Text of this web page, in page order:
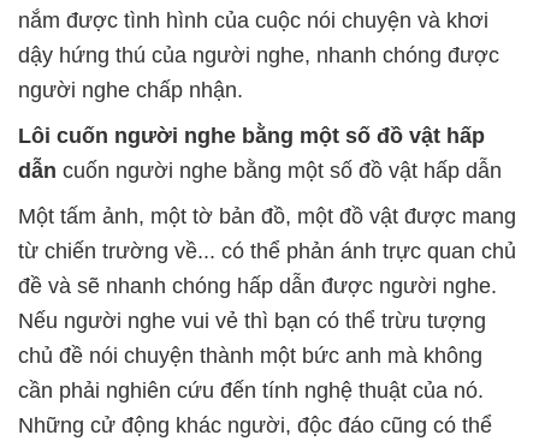
nắm được tình hình của cuộc nói chuyện và khơi
dậy hứng thú của người nghe, nhanh chóng được
người nghe chấp nhận.
Lôi cuốn người nghe bằng một số đồ vật hấp
dẫn cuốn người nghe bằng một số đồ vật hấp dẫn
Một tấm ảnh, một tờ bản đồ, một đồ vật được mang
từ chiến trường về... có thể phản ánh trực quan chủ
đề và sẽ nhanh chóng hấp dẫn được người nghe.
Nếu người nghe vui vẻ thì bạn có thể trừu tượng
chủ đề nói chuyện thành một bức anh mà không
cần phải nghiên cứu đến tính nghệ thuật của nó.
Những cử động khác người, độc đáo cũng có thể